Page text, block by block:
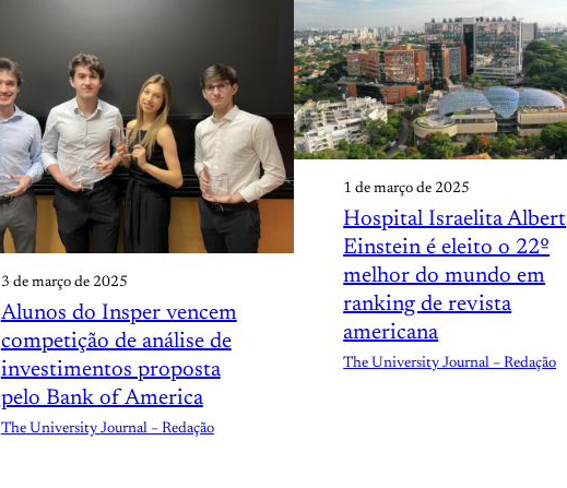
3 de março de 2025
Alunos do Insper vencem
competição de análise de
investimentos proposta
pelo Bank of America
The University Journal – Redação
1 de março de 2025
Hospital Israelita Albert
Einstein é eleito o 22º
melhor do mundo em
ranking de revista
americana
The University Journal – Redação